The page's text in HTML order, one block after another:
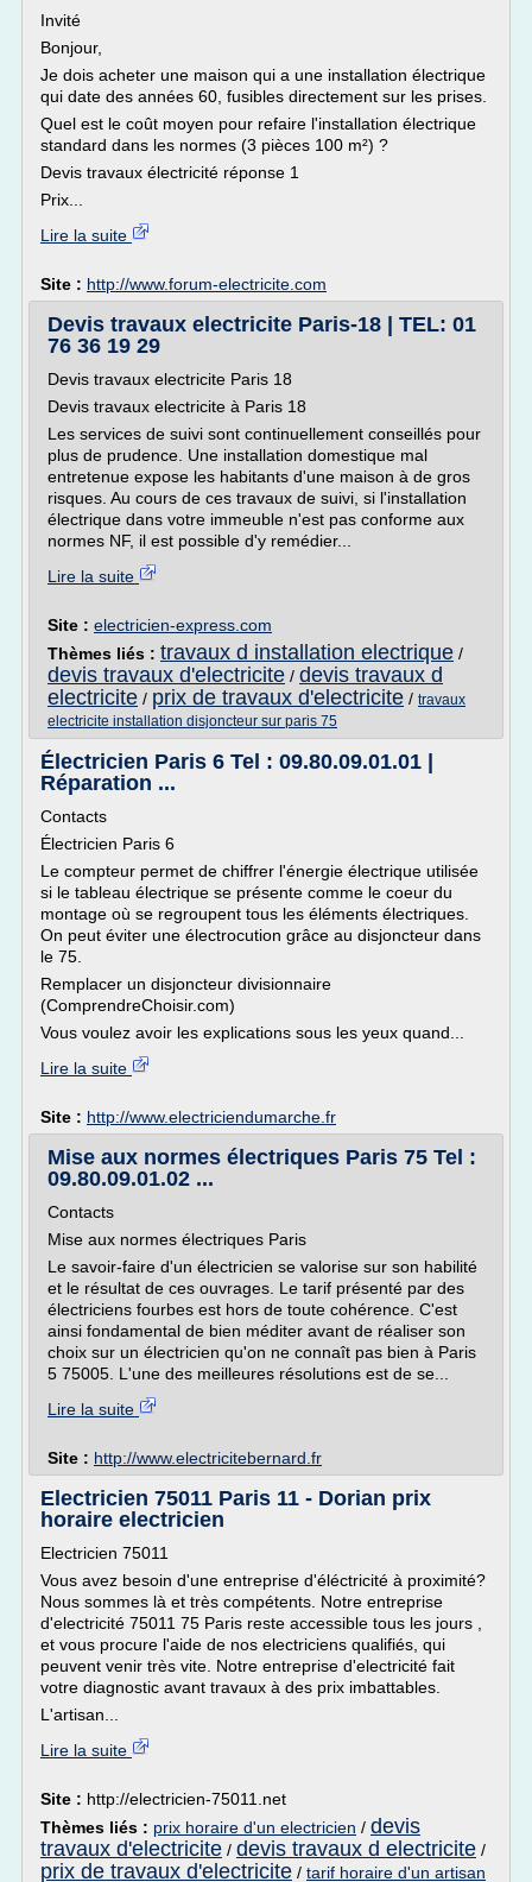
Invité
Bonjour,
Je dois acheter une maison qui a une installation électrique
qui date des années 60, fusibles directement sur les prises.
Quel est le coût moyen pour refaire l'installation électrique
standard dans les normes (3 pièces 100 m²) ?
Devis travaux électricité réponse 1
Prix...
Lire la suite
Site : http://www.forum-electricite.com
Devis travaux electricite Paris-18 | TEL: 01
76 36 19 29
Devis travaux electricite Paris 18
Devis travaux electricite à Paris 18
Les services de suivi sont continuellement conseillés pour
plus de prudence. Une installation domestique mal
entretenue expose les habitants d'une maison à de gros
risques. Au cours de ces travaux de suivi, si l'installation
électrique dans votre immeuble n'est pas conforme aux
normes NF, il est possible d'y remédier...
Lire la suite
Site : electricien-express.com
Thèmes liés : travaux d installation electrique /
devis travaux d'electricite / devis travaux d
electricite / prix de travaux d'electricite / travaux
electricite installation disjoncteur sur paris 75
Électricien Paris 6 Tel : 09.80.09.01.01 |
Réparation ...
Contacts
Électricien Paris 6
Le compteur permet de chiffrer l'énergie électrique utilisée
si le tableau électrique se présente comme le coeur du
montage où se regroupent tous les éléments électriques.
On peut éviter une électrocution grâce au disjoncteur dans
le 75.
Remplacer un disjoncteur divisionnaire
(ComprendreChoisir.com)
Vous voulez avoir les explications sous les yeux quand...
Lire la suite
Site : http://www.electriciendumarche.fr
Mise aux normes électriques Paris 75 Tel :
09.80.09.01.02 ...
Contacts
Mise aux normes électriques Paris
Le savoir-faire d'un électricien se valorise sur son habilité
et le résultat de ces ouvrages. Le tarif présenté par des
électriciens fourbes est hors de toute cohérence. C'est
ainsi fondamental de bien méditer avant de réaliser son
choix sur un électricien qu'on ne connaît pas bien à Paris
5 75005. L'une des meilleures résolutions est de se...
Lire la suite
Site : http://www.electricitebernard.fr
Electricien 75011 Paris 11 - Dorian prix
horaire electricien
Electricien 75011
Vous avez besoin d'une entreprise d'éléctricité à proximité?
Nous sommes là et très compétents. Notre entreprise
d'electricité 75011 75 Paris reste accessible tous les jours ,
et vous procure l'aide de nos electriciens qualifiés, qui
peuvent venir très vite. Notre entreprise d'electricité fait
votre diagnostic avant travaux à des prix imbattables.
L'artisan...
Lire la suite
Site : http://electricien-75011.net
Thèmes liés : prix horaire d'un electricien / devis
travaux d'electricite / devis travaux d electricite /
prix de travaux d'electricite / tarif horaire d'un artisan